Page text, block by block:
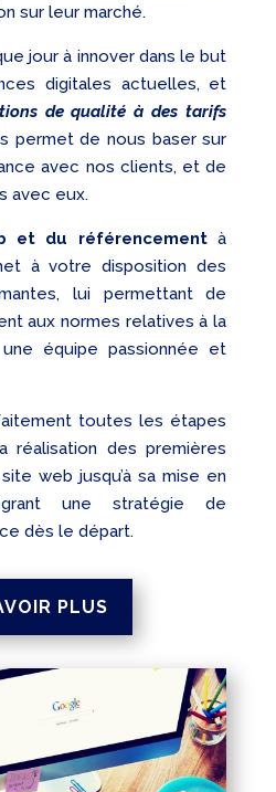
sur leur marché.
jour à innover dans le but
digitales actuelles, et
de qualité à des tarifs
permet de nous baser sur
avec nos clients, et de
avec eux.
et du référencementà
à votre disposition des
lui permettant de
aux normes relatives à la
équipe passionnée et
toutes les étapes
réalisation des premières
web jusqu’à sa mise en
une stratégie de
dès le départ.
PLUS